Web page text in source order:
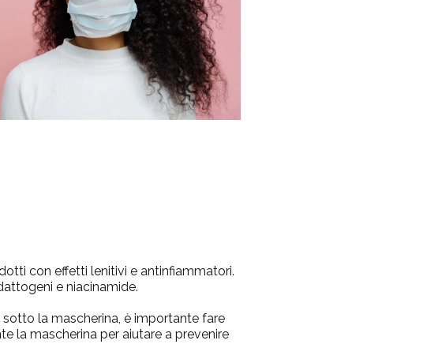
con effetti lenitivi e antinfiammatori.
e niacinamide.
sotto la mascherina, è importante fare
la mascherina per aiutare a prevenire